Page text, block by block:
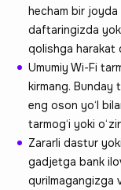
hecham bir
daftaringizda
qolishga harakat
Umumiy Wi-Fi
kirmang. Bunday
eng oson yo‘l
tarmog‘i yoki
Zararli dastur
gadjetga bank
qurilmagangizga